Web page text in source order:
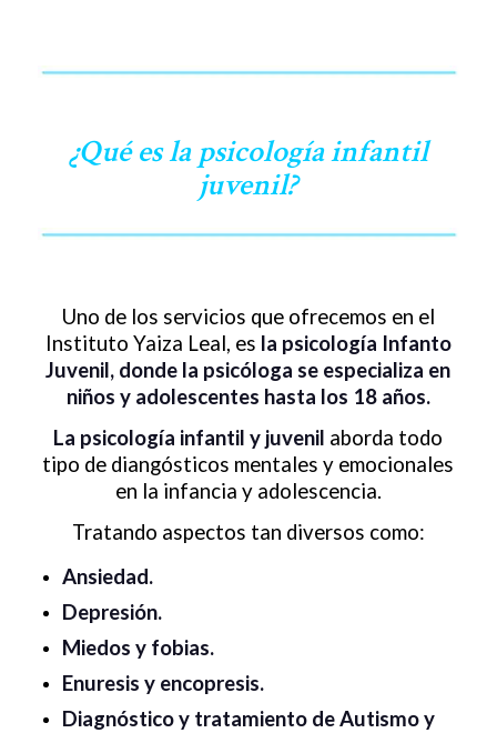
¿Qué es la psicología infantil
juvenil?
Uno de los servicios que ofrecemos en el
Instituto Yaiza Leal, es la psicología Infanto
Juvenil, donde la psicóloga se especializa en
niños y adolescentes hasta los 18 años.
La psicología infantil y juvenil aborda todo
tipo de diangósticos mentales y emocionales
en la infancia y adolescencia.
Tratando aspectos tan diversos como:
Ansiedad.
Depresión.
Miedos y fobias.
Enuresis y encopresis.
Diagnóstico y tratamiento de Autismo y